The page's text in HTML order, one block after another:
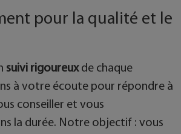
pour la qualité et le
suivi rigoureuxde chaque
à votre écoute pour répondre à
conseiller et vous
la durée. Notre objectif : vous